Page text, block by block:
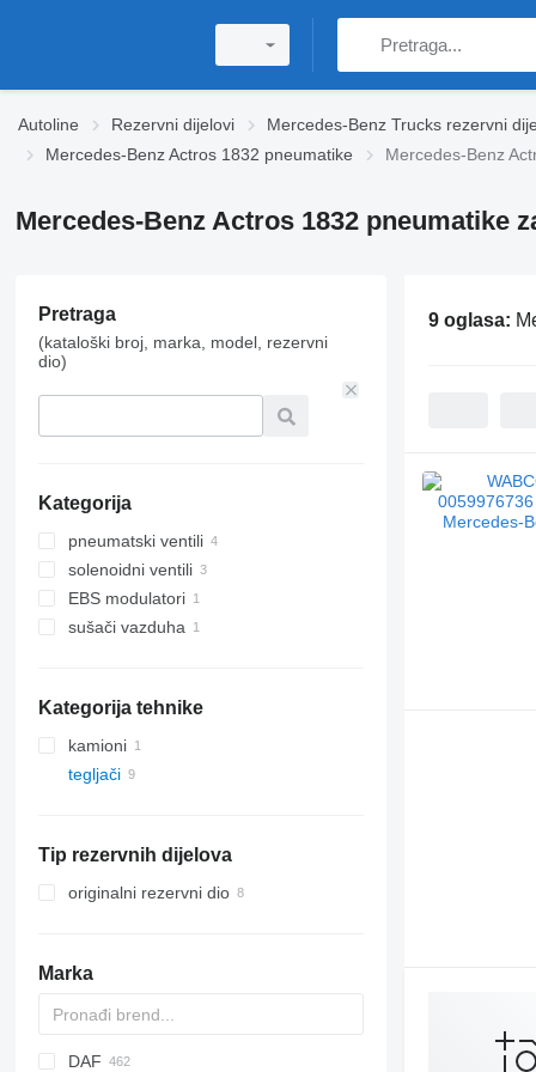
Autoline Rezervni dijelovi Mercedes-Benz Trucks rezervni
Mercedes-Benz Actros 1832 pneumatikе
Mercedes-Benz
Mercedes-Benz Actros 1832 pneumatikе
Pretraga
(kataloški broj, marka, model, rezervni
dio)
Kategorija
pneumatski ventili
solenoidni ventili
EBS modulatori
sušači vazduha
Kategorija tehnike
kamioni
tegljači
Tip rezervnih dijelova
originalni rezervni dio
Marka
DAF
9 oglasa: